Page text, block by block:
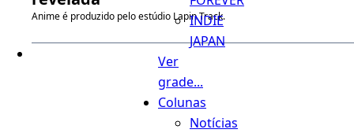
INDIE
JAPAN
Ver
grade...
Colunas
Notícias
Anime é produzido pelo estúdio Lapin Track.